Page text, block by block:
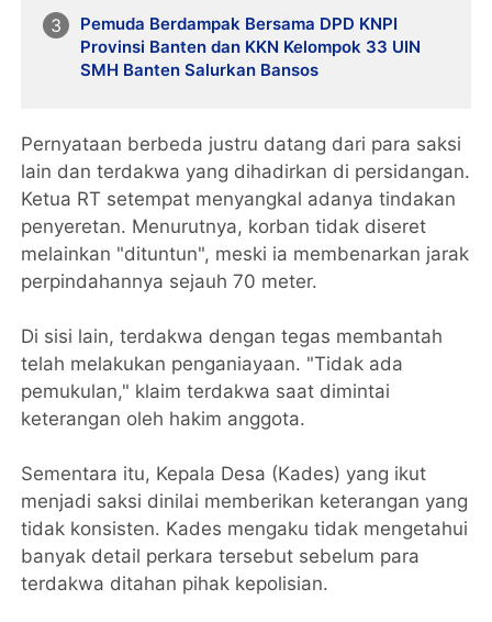
Pemuda Berdampak Bersama DPD KNPI
Provinsi Banten dan KKN Kelompok 33 UIN
SMH Banten Salurkan Bansos
Pernyataan berbeda justru datang dari para saksi
lain dan terdakwa yang dihadirkan di persidangan.
Ketua RT setempat menyangkal adanya tindakan
penyeretan. Menurutnya, korban tidak diseret
melainkan "dituntun", meski ia membenarkan jarak
perpindahannya sejauh 70 meter.
Di sisi lain, terdakwa dengan tegas membantah
telah melakukan penganiayaan. "Tidak ada
pemukulan," klaim terdakwa saat dimintai
keterangan oleh hakim anggota.
Sementara itu, Kepala Desa (Kades) yang ikut
menjadi saksi dinilai memberikan keterangan yang
tidak konsisten. Kades mengaku tidak mengetahui
banyak detail perkara tersebut sebelum para
terdakwa ditahan pihak kepolisian.